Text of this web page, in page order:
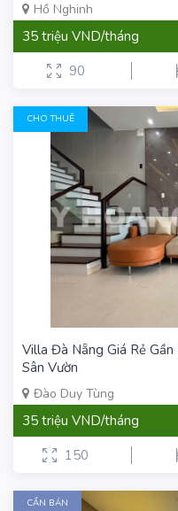
Hồ Nghinh
35 triệu VND/tháng
90
CHO THUÊ
Villa Đà Nẵng Giá Rẻ
Sân Vườn
Đào Duy Tùng
35 triệu VND/tháng
150
CẦN BÁN